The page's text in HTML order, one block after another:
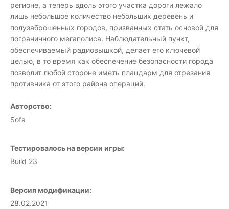
регионе, а теперь вдоль этого участка дороги лежало
лишь небольшое количество небольших деревень и
полузаброшенных городов, призванных стать основой для
пограничного мегаполиса. Наблюдательный пункт,
обеспечиваемый радиовышкой, делает его ключевой
целью, в то время как обеспечение безопасности города
позволит любой стороне иметь плацдарм для отрезания
противника от этого района операций.
Авторство:
Sofa
Тестировалось на версии игры:
Build 23
Версия модификации:
28.02.2021